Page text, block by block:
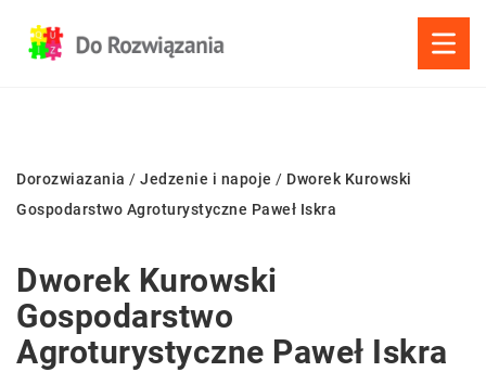
Dorozwiazania / Jedzenie i napoje / Dworek Kurowski
Gospodarstwo Agroturystyczne Paweł Iskra
Dworek Kurowski
Gospodarstwo
Agroturystyczne Paweł Iskra